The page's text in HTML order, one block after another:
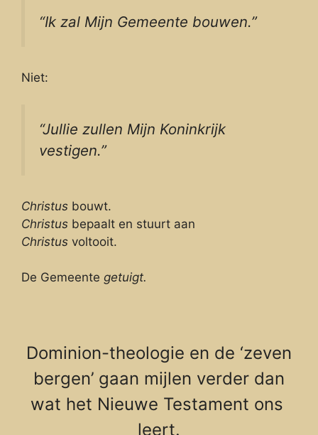
“Ik zal Mijn Gemeente bouwen.”
Niet:
“Jullie zullen Mijn Koninkrijk
vestigen.”
Christus bouwt.
Christus bepaalt en stuurt aan
Christus voltooit.
De Gemeente getuigt.
Dominion-theologie en de ‘zeven
bergen’ gaan mijlen verder dan
wat het Nieuwe Testament ons
leert.